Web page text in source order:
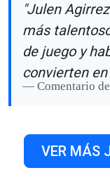
"Julen
más
de juego y
convierten
Comentario
VER MÁS